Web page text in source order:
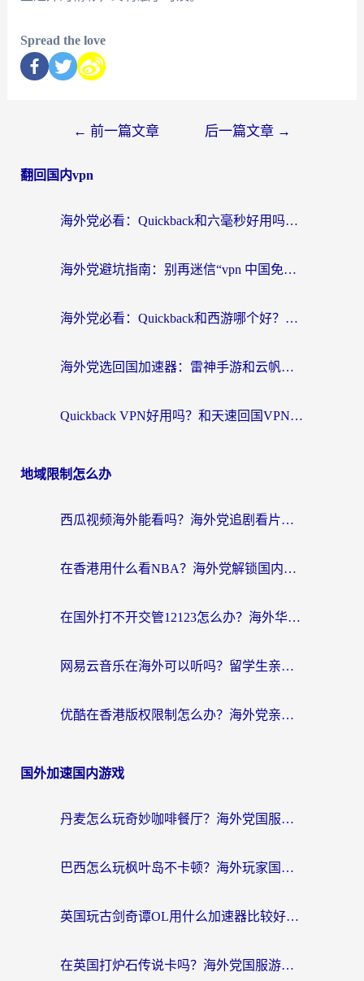
Spread the love
← 前一篇文章 后一篇文章 →
翻回国内vpn
海外党必看：Quickback和六毫秒好用吗？3步选对回国加速器，无缝刷国内剧玩游戏
海外党避坑指南：别再迷信“vpn 中国免费”，选对回国加速器才能无缝刷国内资源
海外党必看：Quickback和西游哪个好？3个维度教你选对回国加速器
海外党选回国加速器：雷神手游和云帆哪个好？附3组对比+避坑指南
Quickback VPN好用吗？和天速回国VPN对比哪个回国效果更好？海外党必看的真实体验指南
地域限制怎么办
西瓜视频海外能看吗？海外党追剧看片的终极解决方案来了
在香港用什么看NBA？海外党解锁国内体育直播的终极攻略
在国外打不开交管12123怎么办？海外华人必看的回国加速全攻略
网易云音乐在海外可以听吗？留学生亲测有效的回国加速方案
优酷在香港版权限制怎么办？海外党亲测有效的追剧加速方案
国外加速国内游戏
丹麦怎么玩奇妙咖啡餐厅？海外党国服游戏加速全攻略（附灌篮高手元气骑士实测）
巴西怎么玩枫叶岛不卡顿？海外玩家国服游戏加速器终极指南（含战双野兽领主提速秘籍）
英国玩古剑奇谭OL用什么加速器比较好？留学生亲测有效的国服游戏加速指南
在英国打炉石传说卡吗？海外党国服游戏不卡顿的终极指南